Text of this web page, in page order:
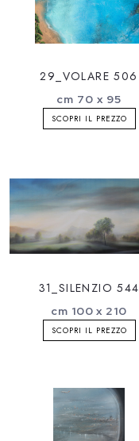
29_VOLARE 506
cm 70 x 95
SCOPRI IL PREZZO
31_SILENZIO 544
cm 100 x 210
SCOPRI IL PREZZO